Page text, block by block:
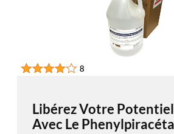
Libérez Votre
Avec Le